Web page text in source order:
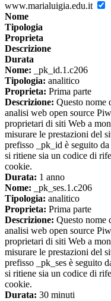
www.marialuigia.edu.it
Nome
Tipologia
Proprieta
Descrizione
Durata
Nome: _pk_id.1.c206
Tipologia: analitico
Proprieta: Prima parte
Descrizione: Questo nome
analisi web open source
proprietari di siti Web a
misurare le prestazioni del
prefisso _pk_id è seguito
si ritiene sia un codice di
cookie.
Durata: 1 anno
Nome: _pk_ses.1.c206
Tipologia: analitico
Proprieta: Prima parte
Descrizione: Questo nome
analisi web open source
proprietari di siti Web a
misurare le prestazioni del
prefisso _pk_ses è seguito
si ritiene sia un codice di
cookie.
Durata: 30 minuti